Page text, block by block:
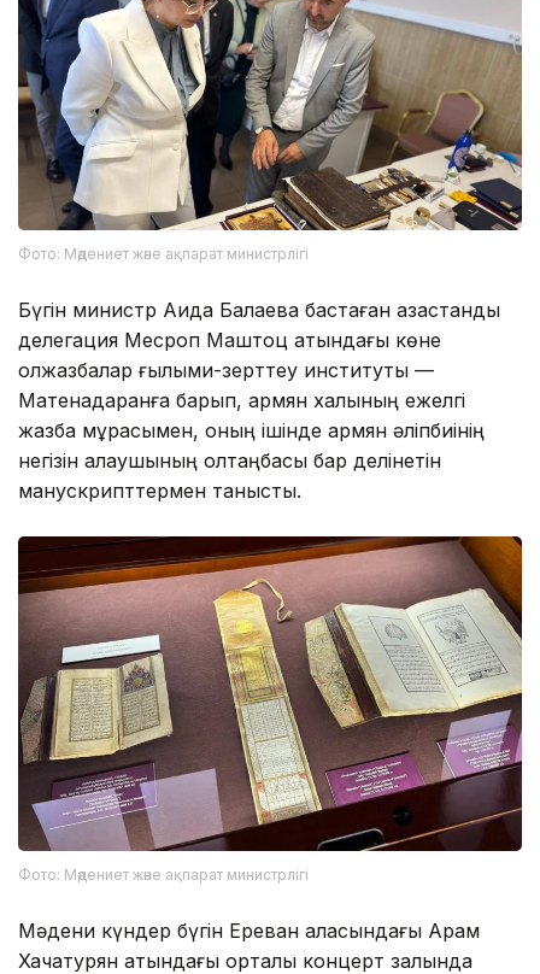
Фото: Мәдениет және ақпарат министрлігі
Бүгін министр Аида Балаева бастаған қазақстандық
делегация Месроп Маштоц атындағы көне
қолжазбалар ғылыми-зерттеу институты —
Матенадаранға барып, армян халқының ежелгі
жазба мұрасымен, оның ішінде армян әліпбиінің
негізін қалаушының қолтаңбасы бар делінетін
манускрипттермен танысты.
Фото: Мәдениет және ақпарат министрлігі
Мәдени күндер бүгін Ереван қаласындағы Арам
Хачатурян атындағы орталық концерт залында